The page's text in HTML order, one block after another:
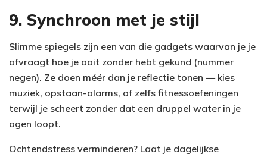
9. Synchroon met je stijl
Slimme spiegels zijn een van die gadgets waarvan je je
afvraagt hoe je ooit zonder hebt gekund (nummer
negen). Ze doen méér dan je reflectie tonen — kies
muziek, opstaan-alarms, of zelfs fitnessoefeningen
terwijl je scheert zonder dat een druppel water in je
ogen loopt.
Ochtendstress verminderen? Laat je dagelijkse